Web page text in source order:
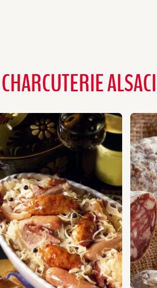
CHARCUTERIE